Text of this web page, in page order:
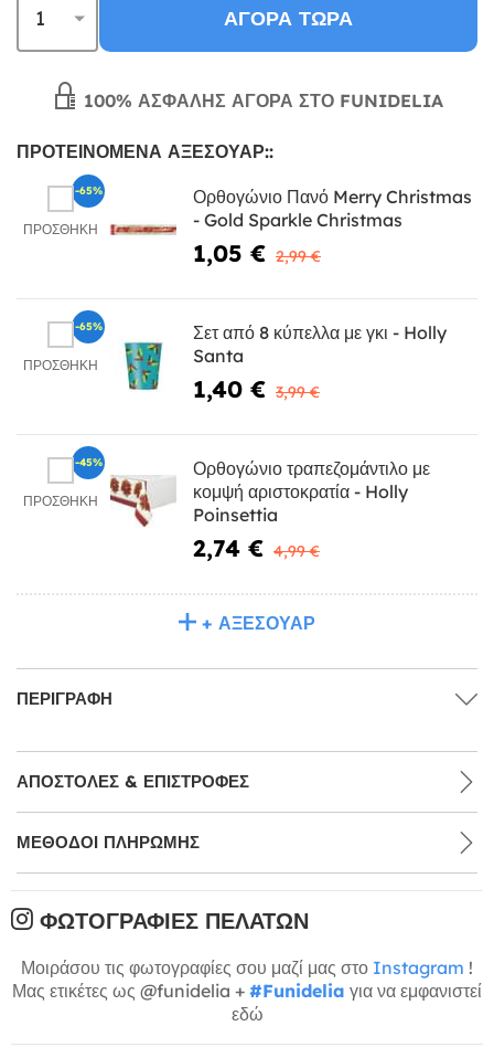
ΑΓΟΡΆ ΤΏΡΑ
100% ΑΣΦΑΛΉΣ ΑΓΟΡΆ ΣΤΟ FUNIDELIA
ΠΡΟΤΕΙΝΌΜΕΝΑ ΑΞΕΣΟΥΆΡ::
ΠΡΟΣΘΉΚΗ
Ορθογώνιο Πανό Merry Christmas
- Gold Sparkle Christmas
1,05 € 2,99 €
-65%
ΠΡΟΣΘΉΚΗ
Σετ από 8 κύπελλα με γκι - Holly
Santa
1,40 € 3,99 €
-65%
ΠΡΟΣΘΉΚΗ
Ορθογώνιο τραπεζομάντιλο με
κομψή αριστοκρατία - Holly
Poinsettia
2,74 € 4,99 €
-45%
+ ΑΞΕΣΟΥΆΡ
ΠΕΡΙΓΡΑΦΉ
ΑΠΟΣΤΟΛΈΣ & ΕΠΙΣΤΡΟΦΈΣ
ΜΕΘΌΔΟΙ ΠΛΗΡΩΜΉΣ
ΦΩΤΟΓΡΑΦΊΕΣ ΠΕΛΑΤΏΝ
Μοιράσου τις φωτογραφίες σου μαζί μας στο Instagram !
Μας ετικέτες ως @funidelia + #Funidelia για να εμφανιστεί
εδώ